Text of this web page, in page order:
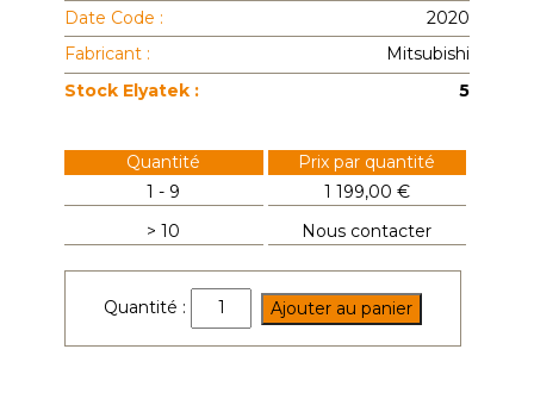
Date Code :
2020
Fabricant :
Mitsubishi
Stock Elyatek :
5
Quantité
Prix par quantité
1 - 9
1 199,00 €
> 10
Nous contacter
Quantité :
quantité
de
Ajouter au panier